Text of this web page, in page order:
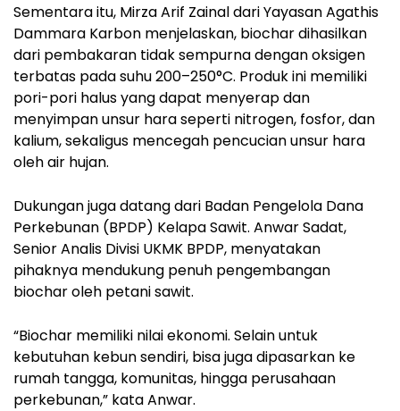
Sementara itu, Mirza Arif Zainal dari Yayasan Agathis
Dammara Karbon menjelaskan, biochar dihasilkan
dari pembakaran tidak sempurna dengan oksigen
terbatas pada suhu 200–250°C. Produk ini memiliki
pori-pori halus yang dapat menyerap dan
menyimpan unsur hara seperti nitrogen, fosfor, dan
kalium, sekaligus mencegah pencucian unsur hara
oleh air hujan.
Dukungan juga datang dari Badan Pengelola Dana
Perkebunan (BPDP) Kelapa Sawit. Anwar Sadat,
Senior Analis Divisi UKMK BPDP, menyatakan
pihaknya mendukung penuh pengembangan
biochar oleh petani sawit.
“Biochar memiliki nilai ekonomi. Selain untuk
kebutuhan kebun sendiri, bisa juga dipasarkan ke
rumah tangga, komunitas, hingga perusahaan
perkebunan,” kata Anwar.